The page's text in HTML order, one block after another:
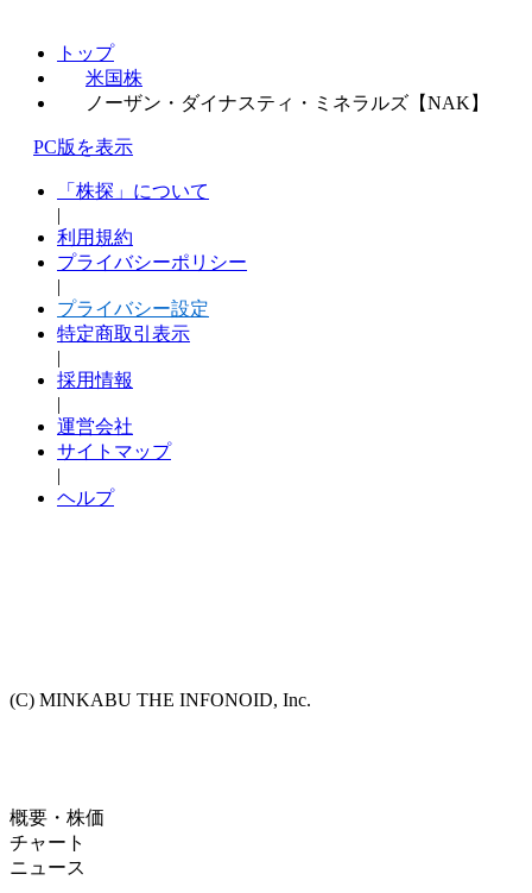
トップ
米国株
ノーザン・ダイナスティ・ミネラルズ【NAK】
PC版を表示
「株探」について
|
利用規約
プライバシーポリシー
|
プライバシー設定
特定商取引表示
|
採用情報
|
運営会社
サイトマップ
|
ヘルプ
(C) MINKABU THE INFONOID, Inc.
概要・株価
チャート
ニュース